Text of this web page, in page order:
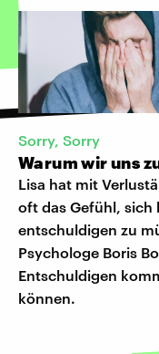
Sorry, Sorry
Warum wir uns
Lisa hat mit
oft das Gefühl, sich
entschuldigen zu
Psychologe Boris
Entschuldigen
können.